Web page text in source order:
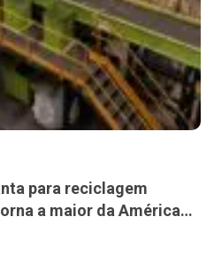
para reciclagem
a maior da América